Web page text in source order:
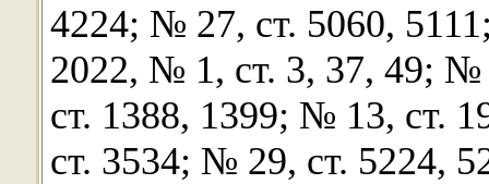
4224; № 27, ст. 5060,
2022, № 1, ст. 3, 37, 49;
ст. 1388, 1399; № 13, ст.
ст. 3534; № 29, ст. 5224,